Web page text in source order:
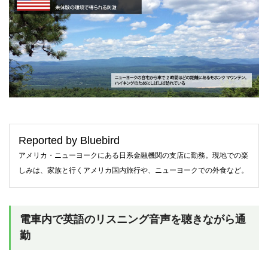
Reported by Bluebird
アメリカ・ニューヨークにある日系金融機関の支店に勤務。現地での楽
しみは、家族と行くアメリカ国内旅行や、ニューヨークでの外食など。
電車内で英語のリスニング音声を聴きながら通
勤
就活コラム